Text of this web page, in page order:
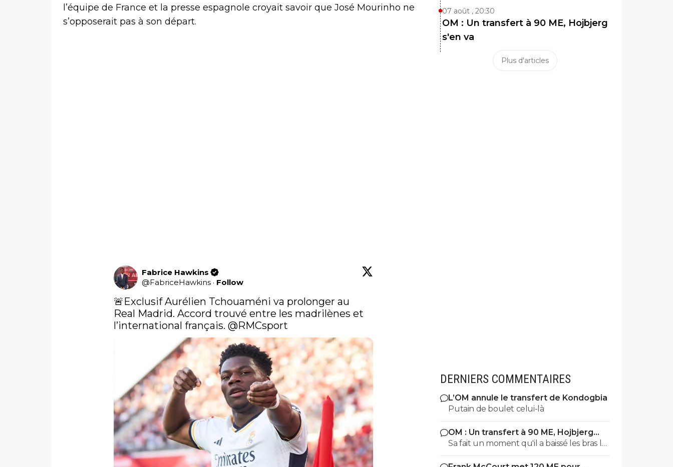
l’équipe de France et la presse espagnole croyait savoir que José Mourinho ne
s’opposerait pas à son départ.
Fabrice Hawkins
@FabriceHawkins · Follow
🚨Exclusif Aurélien Tchouaméni va prolonger au
Real Madrid. Accord trouvé entre les madrilènes et
l’international français. @RMCsport
07 août , 20:30
OM : Un transfert à 90 ME, Hojbjerg
s'en va
Plus d'articles
DERNIERS COMMENTAIRES
L’OM annule le transfert de Kondogbia
Putain de boulet celui-là
OM : Un transfert à 90 ME, Hojbjerg
s'en va
Sa fait un moment qu'il a baissé les bras la
première saison il etait top mais depuis